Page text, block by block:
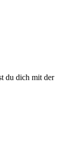
du dich mit der